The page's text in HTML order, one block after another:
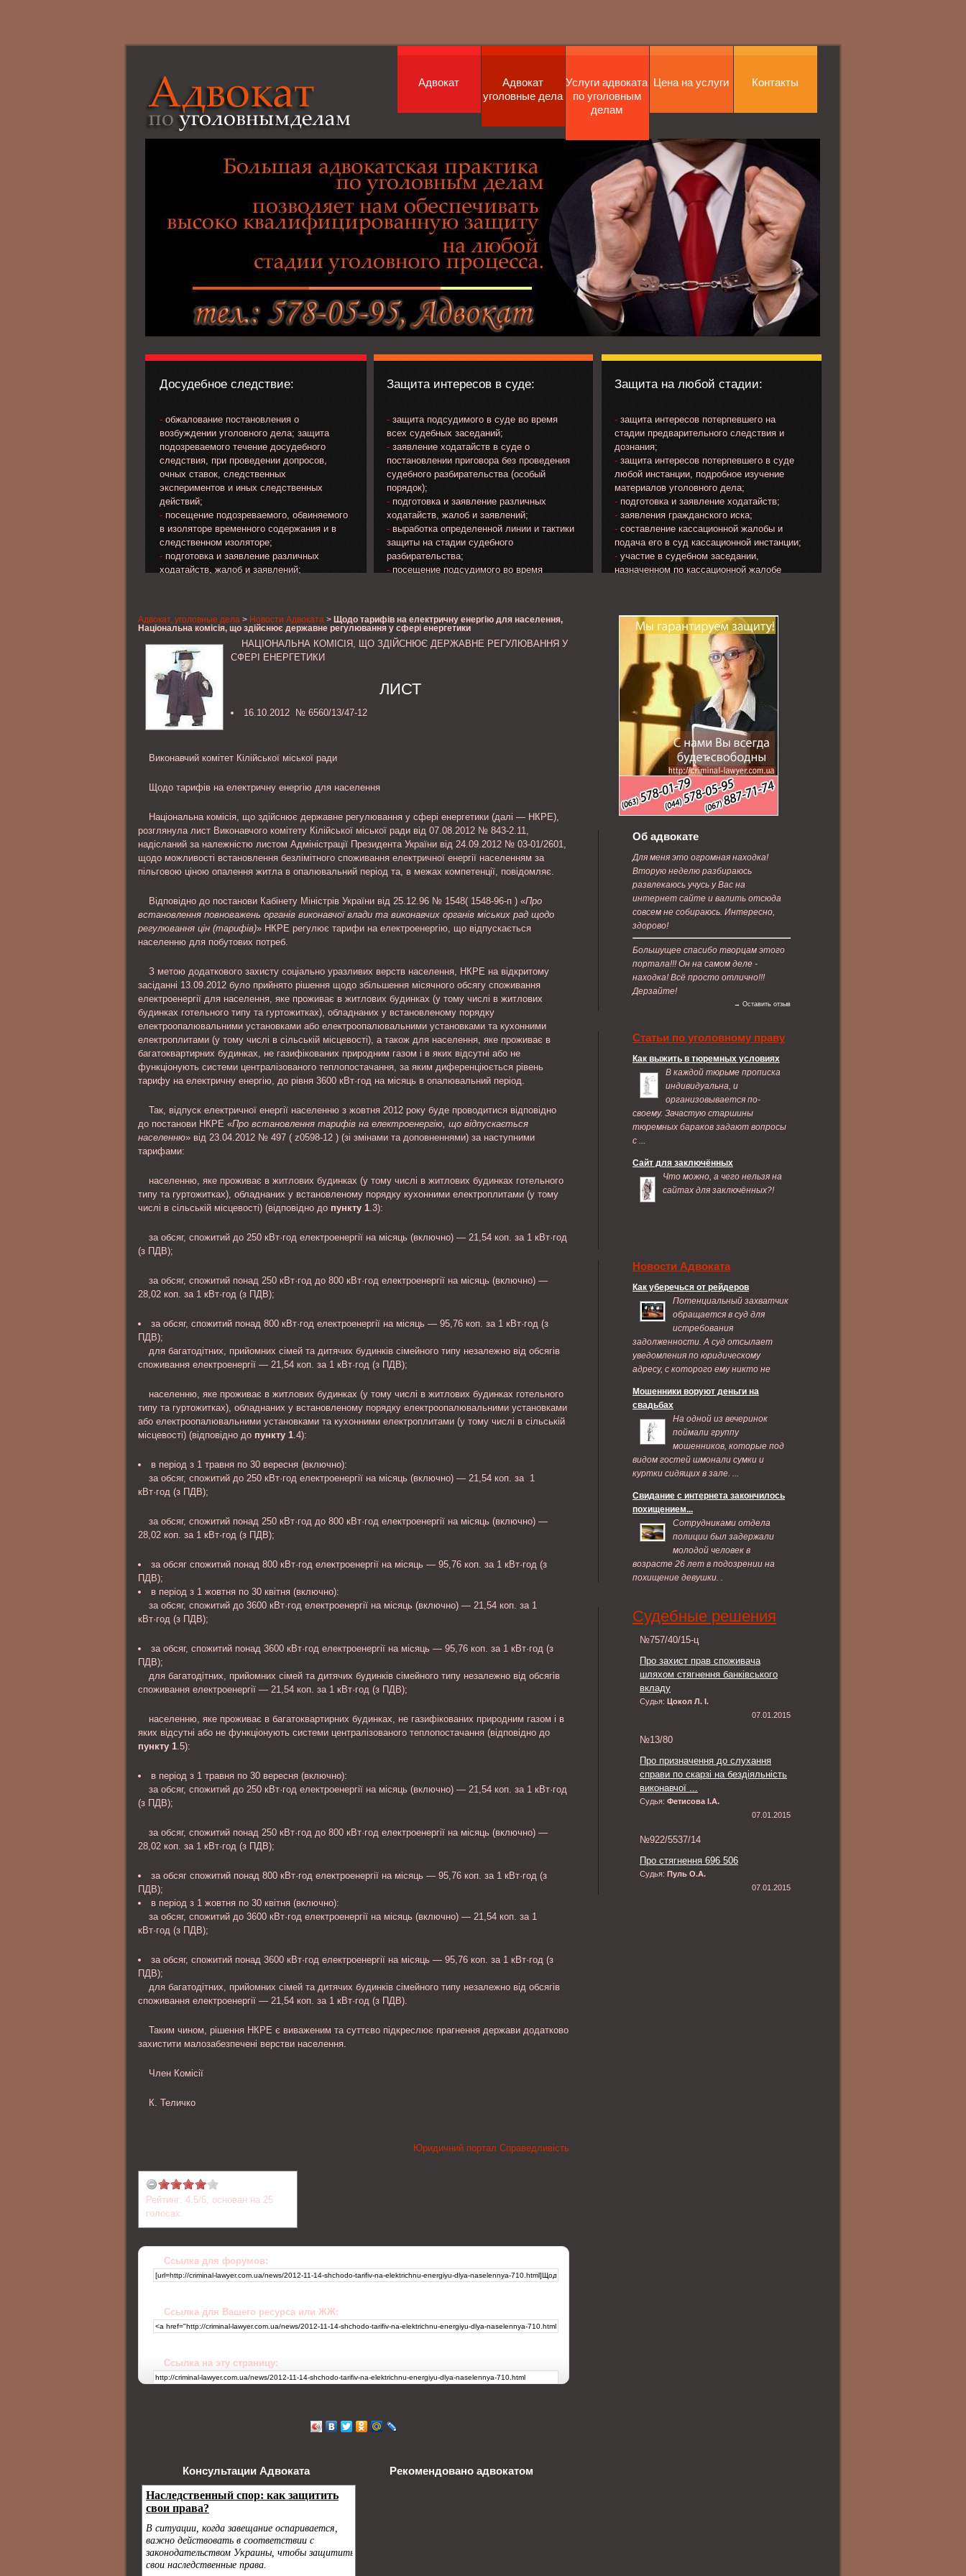
Адвокат
Адвокат
уголовные дела
Услуги адвоката
по уголовным
делам
Цена на услуги Контакты
Досудебное следствие:
- обжалование постановления о
возбуждении уголовного дела; защита
подозреваемого течение досудебного
следствия, при проведении допросов,
очных ставок, следственных
экспериментов и иных следственных
действий;
- посещение подозреваемого, обвиняемого
в изоляторе временного содержания и в
следственном изоляторе;
- подготовка и заявление различных
ходатайств, жалоб и заявлений;
стадии предварительного следствия;
сбор материала, характеризующего
личность обвиняемого; ознакомление с
материалами уголовного дела и др..
Защита интересов в суде:
-защита подсудимого в суде во время
всех судебных заседаний;
-заявление ходатайств в суде о
постановлении приговора без проведения
судебного разбирательства (особый
порядок);
-подготовка и заявление различных
ходатайств, жалоб и заявлений;
-выработка определенной линии и тактики
защиты на стадии судебного
разбирательства;
-посещение подсудимого во время
-ознакомление с протоколом судебного
заседания и подача замечаний к его
содержанию.
Защита на любой стадии:
- защита интересов потерпевшего на
стадии предварительного следствия и
дознания;
- защита интересов потерпевшего в суде
любой инстанции, подробное изучение
материалов уголовного дела;
- подготовка и заявление ходатайств;
- заявления гражданского иска;
- составление кассационной жалобы и
подача его в суд кассационной инстанции;
- участие в судебном заседании,
назначенном по кассационной жалобе
Адвокат, уголовные дела > Новости Адвоката > Щодо тарифів на електричну енергію для населення,
Національна комісія, що здійснює державне регулювання у сфері енергетики
НАЦІОНАЛЬНА КОМІСІЯ, ЩО ЗДІЙСНЮЄ ДЕРЖАВНЕ РЕГУЛЮВАННЯ У
СФЕРІ ЕНЕРГЕТИКИ
ЛИСТ
16.10.2012 № 6560/13/47-12
Виконавчий комітет Кілійської міської ради
Щодо тарифів на електричну енергію для населення
Національна комісія, що здійснює державне регулювання у сфері енергетики (далі — НКРЕ),
розглянула лист Виконавчого комітету Кілійської міської ради від 07.08.2012 № 843-2.11,
надісланий за належністю листом Адміністрації Президента України від 24.09.2012 № 03-01/2601,
щодо можливості встановлення безлімітного споживання електричної енергії населенням за
пільговою ціною опалення житла в опалювальний період та, в межах компетенції, повідомляє.
Відповідно до постанови Кабінету Міністрів України від 25.12.96 № 1548( 1548-96-п ) «Про
встановлення повноважень органів виконавчої влади та виконавчих органів міських рад щодо
регулювання цін (тарифів)» НКРЕ регулює тарифи на електроенергію, що відпускається
населенню для побутових потреб.
З метою додаткового захисту соціально уразливих верств населення, НКРЕ на відкритому
засіданні 13.09.2012 було прийнято рішення щодо збільшення місячного обсягу споживання
електроенергії для населення, яке проживає в житлових будинках (у тому числі в житлових
будинках готельного типу та гуртожитках), обладнаних у встановленому порядку
електроопалювальними установками або електроопалювальними установками та кухонними
електроплитами (у тому числі в сільській місцевості), а також для населення, яке проживає в
багатоквартирних будинках, не газифікованих природним газом і в яких відсутні або не
функціонують системи централізованого теплопостачання, за яким диференціюється рівень
тарифу на електричну енергію, до рівня 3600 кВт·год на місяць в опалювальний період.
Так, відпуск електричної енергії населенню з жовтня 2012 року буде проводитися відповідно
до постанови НКРЕ «Про встановлення тарифів на електроенергію, що відпускається
населенню» від 23.04.2012 № 497 ( z0598-12 ) (зі змінами та доповненнями) за наступними
тарифами:
населенню, яке проживає в житлових будинках (у тому числі в житлових будинках готельного
типу та гуртожитках), обладнаних у встановленому порядку кухонними електроплитами (у тому
числі в сільській місцевості) (відповідно до пункту 1.3):
за обсяг, спожитий до 250 кВт·год електроенергії на місяць (включно) — 21,54 коп. за 1 кВт·год
(з ПДВ);
за обсяг, спожитий понад 250 кВт·год до 800 кВт·год електроенергії на місяць (включно) —
28,02 коп. за 1 кВт·год (з ПДВ);
за обсяг, спожитий понад 800 кВт·год електроенергії на місяць — 95,76 коп. за 1 кВт·год (з
ПДВ);
для багатодітних, прийомних сімей та дитячих будинків сімейного типу незалежно від обсягів
споживання електроенергії — 21,54 коп. за 1 кВт·год (з ПДВ);
населенню, яке проживає в житлових будинках (у тому числі в житлових будинках готельного
типу та гуртожитках), обладнаних у встановленому порядку електроопалювальними установками
або електроопалювальними установками та кухонними електроплитами (у тому числі в сільській
місцевості) (відповідно до пункту 1.4):
в період з 1 травня по 30 вересня (включно):
за обсяг, спожитий до 250 кВт·год електроенергії на місяць (включно) — 21,54 коп. за 1
кВт·год (з ПДВ);
за обсяг, спожитий понад 250 кВт·год до 800 кВт·год електроенергії на місяць (включно) —
28,02 коп. за 1 кВт·год (з ПДВ);
за обсяг спожитий понад 800 кВт·год електроенергії на місяць — 95,76 коп. за 1 кВт·год (з
ПДВ);
в період з 1 жовтня по 30 квітня (включно):
за обсяг, спожитий до 3600 кВт·год електроенергії на місяць (включно) — 21,54 коп. за 1
кВт·год (з ПДВ);
за обсяг, спожитий понад 3600 кВт·год електроенергії на місяць — 95,76 коп. за 1 кВт·год (з
ПДВ);
для багатодітних, прийомних сімей та дитячих будинків сімейного типу незалежно від обсягів
споживання електроенергії — 21,54 коп. за 1 кВт·год (з ПДВ);
населенню, яке проживає в багатоквартирних будинках, не газифікованих природним газом і в
яких відсутні або не функціонують системи централізованого теплопостачання (відповідно до
пункту 1.5):
в період з 1 травня по 30 вересня (включно):
за обсяг, спожитий до 250 кВт·год електроенергії на місяць (включно) — 21,54 коп. за 1 кВт·год
(з ПДВ);
за обсяг, спожитий понад 250 кВт·год до 800 кВт·год електроенергії на місяць (включно) —
28,02 коп. за 1 кВт·год (з ПДВ);
за обсяг спожитий понад 800 кВт·год електроенергії на місяць — 95,76 коп. за 1 кВт·год (з
ПДВ);
в період з 1 жовтня по 30 квітня (включно):
за обсяг, спожитий до 3600 кВт·год електроенергії на місяць (включно) — 21,54 коп. за 1
кВт·год (з ПДВ);
за обсяг, спожитий понад 3600 кВт·год електроенергії на місяць — 95,76 коп. за 1 кВт·год (з
ПДВ);
для багатодітних, прийомних сімей та дитячих будинків сімейного типу незалежно від обсягів
споживання електроенергії — 21,54 коп. за 1 кВт·год (з ПДВ).
Таким чином, рішення НКРЕ є виваженим та суттєво підкреслює прагнення держави додатково
захистити малозабезпечені верстви населення.
Член Комісії
К. Теличко
Юридичний портал Справедливість
Рейтинг: 4.5/5, основан на 25
голосах.
Ссылка для форумов:
Ссылка для Вашего ресурса или ЖЖ:
Ссылка на эту страницу:
Консультации Адвоката Рекомендовано адвокатом
Об адвокате
Для меня это огромная находка!
Вторую неделю разбираюсь
развлекаюсь учусь у Вас на
интернет сайте и валить отсюда
совсем не собираюсь. Интересно,
здорово!
Большущее спасибо творцам этого
портала!!! Он на самом деле -
находка! Всё просто отлично!!!
Дерзайте!
→ Оставить отзыв
Статьи по уголовному праву
Как выжить в тюремных условиях
В каждой тюрьме прописка
индивидуальна, и
организовывается по-
своему. Зачастую старшины
тюремных бараков задают вопросы
с ...
Сайт для заключённых
Что можно, а чего нельзя на
сайтах для заключённых?!
Новости Адвоката
Как уберечься от рейдеров
Потенциальный захватчик
обращается в суд для
истребования
задолженности. А суд отсылает
уведомления по юридическому
адресу, с которого ему никто не
Мошенники воруют деньги на
свадьбах
На одной из вечеринок
поймали группу
мошенников, которые под
видом гостей шмонали сумки и
куртки сидящих в зале. ...
Свидание с интернета закончилось
похищением...
Сотрудниками отдела
полиции был задержали
молодой человек в
возрасте 26 лет в подозрении на
похищение девушки. .
Судебные решения
№757/40/15-ц
Про захист прав споживача
шляхом стягнення банківського
вкладу
Судья: Цокол Л. І.
07.01.2015
№13/80
Про призначення до слухання
справи по скарзі на бездіяльність
виконавчої ...
Судья: Фетисова І.А.
07.01.2015
№922/5537/14
Про стягнення 696 506
Судья: Пуль О.А.
07.01.2015